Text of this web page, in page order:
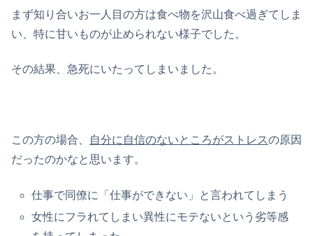
まず知り合いお一人目の方は食べ物を沢山食べ過ぎてしま
い、特に甘いものが止められない様子でした。
その結果、急死にいたってしまいました。
この方の場合、 自分に自信のないところがストレスの原因
だったのかなと思います。
仕事で同僚に「仕事ができない」と言われてしまう
女性にフラれてしまい異性にモテないという劣等感